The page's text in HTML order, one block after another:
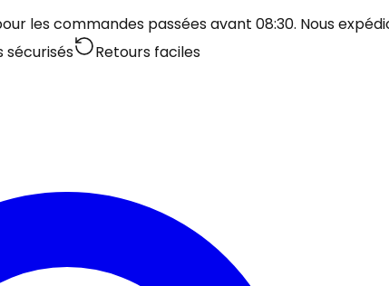
les commandes passées avant 08:30. Nous
sécurisés Retours faciles